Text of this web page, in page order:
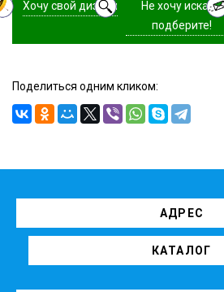
Хочу свой дизайн
Не хочу искать,
подберите!
Поделиться одним кликом:
АДРЕС
КАТАЛОГ